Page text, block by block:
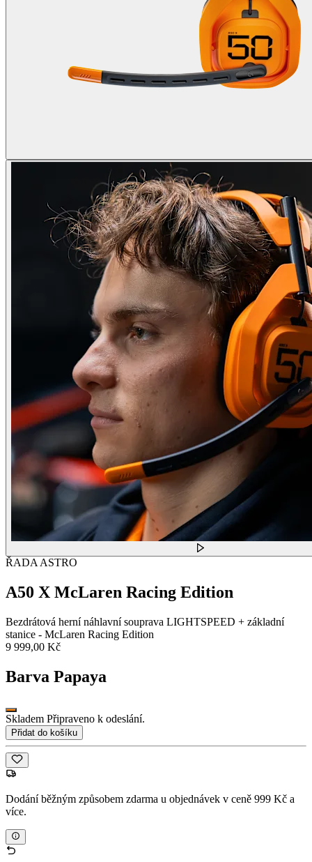
ŘADA ASTRO
A50 X McLaren Racing Edition
Bezdrátová herní náhlavní souprava LIGHTSPEED + základní
stanice - McLaren Racing Edition
9 999,00 Kč
Barva Papaya
Skladem Připraveno k odeslání.
Přidat do košíku
Dodání běžným způsobem zdarma u objednávek v ceně 999 Kč a
více.